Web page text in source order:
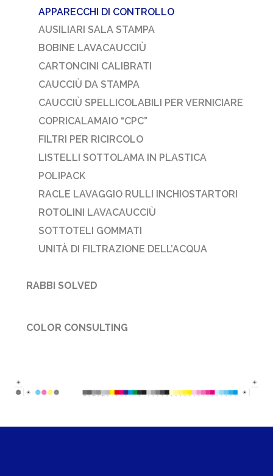
APPARECCHI DI CONTROLLO
AUSILIARI SALA STAMPA
BOBINE LAVACAUCCIÙ
CARTONCINI CALIBRATI
CAUCCIÙ DA STAMPA
CAUCCIÙ SPELLICOLABILI PER VERNICIARE
COPRICALAMAIO “CPC”
FILTRI PER RICIRCOLO
LISTELLI SOTTOLAMA IN PLASTICA
POLIPACK
RACLE LAVAGGIO RULLI INCHIOSTARTORI
ROTOLINI LAVACAUCCIÙ
SOTTOTELI GOMMATI
UNITÀ DI FILTRAZIONE DELL’ACQUA
RABBI SOLVED
COLOR CONSULTING